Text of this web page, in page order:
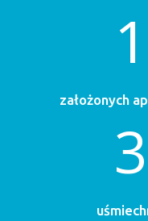
założonych